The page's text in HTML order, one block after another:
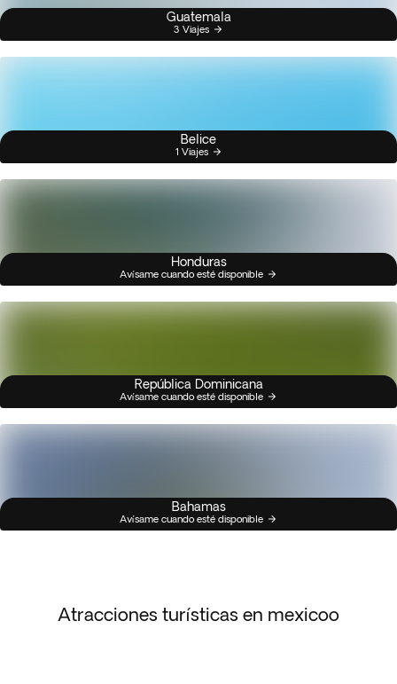
Guatemala
3 Viajes
Belice
1 Viajes
Honduras
Avísame cuando esté disponible
República Dominicana
Avísame cuando esté disponible
Bahamas
Avísame cuando esté disponible
Atracciones turísticas en mexicoo